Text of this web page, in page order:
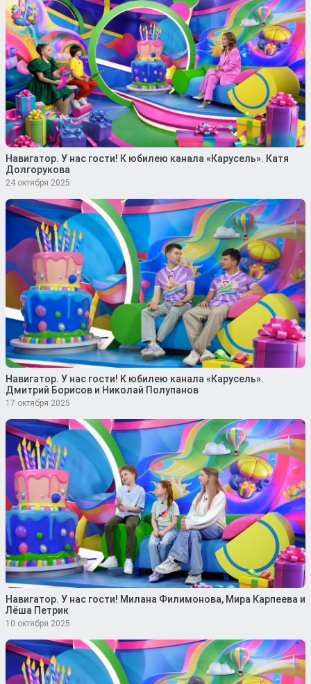
Навигатор. У нас гости! К юбилею канала «Карусель». Катя
Долгорукова
24 октября 2025
Навигатор. У нас гости! К юбилею канала «Карусель».
Дмитрий Борисов и Николай Полупанов
17 октября 2025
Навигатор. У нас гости! Милана Филимонова, Мира Карпеева и
Лёша Петрик
10 октября 2025